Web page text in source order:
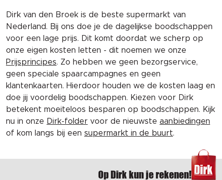
Dirk van den Broek is de beste supermarkt van
Nederland. Bij ons doe je de dagelijkse boodschappen
voor een lage prijs. Dit komt doordat we scherp op
onze eigen kosten letten - dit noemen we onze
Prijsprincipes. Zo hebben we geen bezorgservice,
geen speciale spaarcampagnes en geen
klantenkaarten. Hierdoor houden we de kosten laag en
doe jij voordelig boodschappen. Kiezen voor Dirk
betekent moeiteloos besparen op boodschappen. Kijk
nu in onze Dirk-folder voor de nieuwste aanbiedingen
of kom langs bij een supermarkt in de buurt.
Op Dirk kun je rekenen!